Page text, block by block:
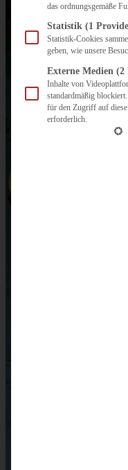
das ordnungsgemäße
Statistik (1
Statistik-Cookies
geben, wie unsere
Externe Medien (2
Inhalte von
standardmäßig
für den Zugriff auf
erforderlich.